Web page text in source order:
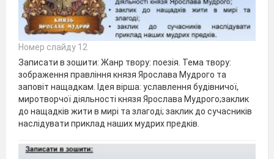
Номер слайду 12
Записати в зошити: Жанр твору: поезія. Тема твору:
зображення правління князя Ярослава Мудрого та
заповіт нащадкам. Ідея вірша: уславлення будівничої,
миротворчої діяльності князя Ярослава Мудрого;заклик
до нащадків жити в мирі та злагоді; заклик до сучасників
наслідувати приклад наших мудрих предків.